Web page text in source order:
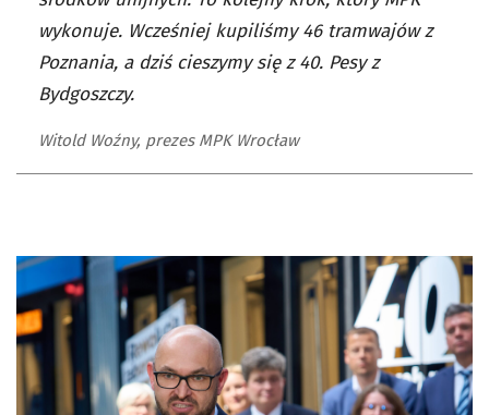
wykonuje. Wcześniej kupiliśmy 46 tramwajów z
Poznania, a dziś cieszymy się z 40. Pesy z
Bydgoszczy.
Witold Woźny, prezes MPK Wrocław